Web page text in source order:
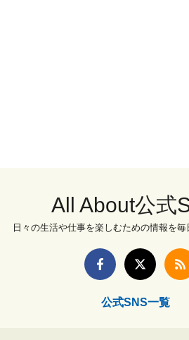
All About公式
日々の生活や仕事を楽しむための情報を毎
公式SNS一覧